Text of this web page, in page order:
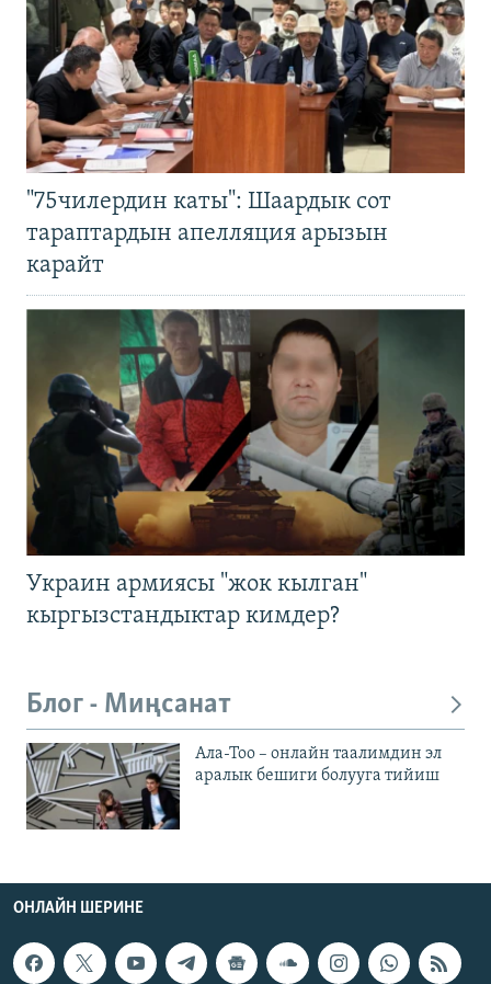
"75чилердин каты": Шаардык сот
тараптардын апелляция арызын
карайт
Украин армиясы "жок кылган"
кыргызстандыктар кимдер?
Блог - Миңсанат
Ала-Тоо – онлайн таалимдин эл
аралык бешиги болууга тийиш
ОНЛАЙН ШЕРИНЕ